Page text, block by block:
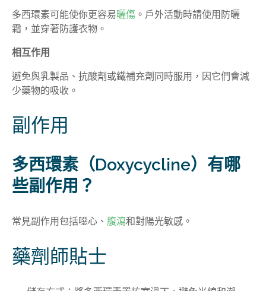
多西環素可能使你更容易曬傷 。戶外活動時請使用防曬
霜，並穿著防護衣物。
相互作用
避免與乳製品、抗酸劑或鐵補充劑同時服用，因它們會減
少藥物的吸收。
副作用
多西環素（Doxycycline）有哪
些副作用？
常見副作用包括噁心、 腹瀉和對陽光敏感。
藥劑師貼士